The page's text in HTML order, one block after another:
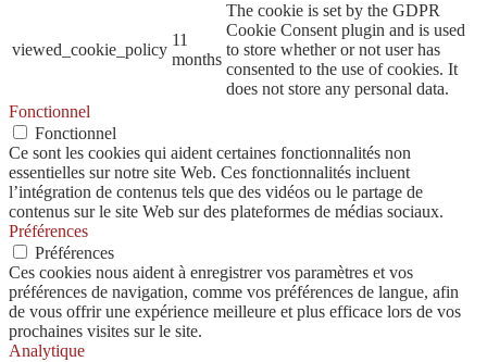
viewed_cookie_policy
11
months
The cookie is set by the GDPR
Cookie Consent plugin and is used
to store whether or not user has
consented to the use of cookies. It
does not store any personal data.
Fonctionnel
Fonctionnel
Ce sont les cookies qui aident certaines fonctionnalités non
essentielles sur notre site Web. Ces fonctionnalités incluent
l’intégration de contenus tels que des vidéos ou le partage de
contenus sur le site Web sur des plateformes de médias sociaux.
Préférences
Préférences
Ces cookies nous aident à enregistrer vos paramètres et vos
préférences de navigation, comme vos préférences de langue, afin
de vous offrir une expérience meilleure et plus efficace lors de vos
prochaines visites sur le site.
Analytique